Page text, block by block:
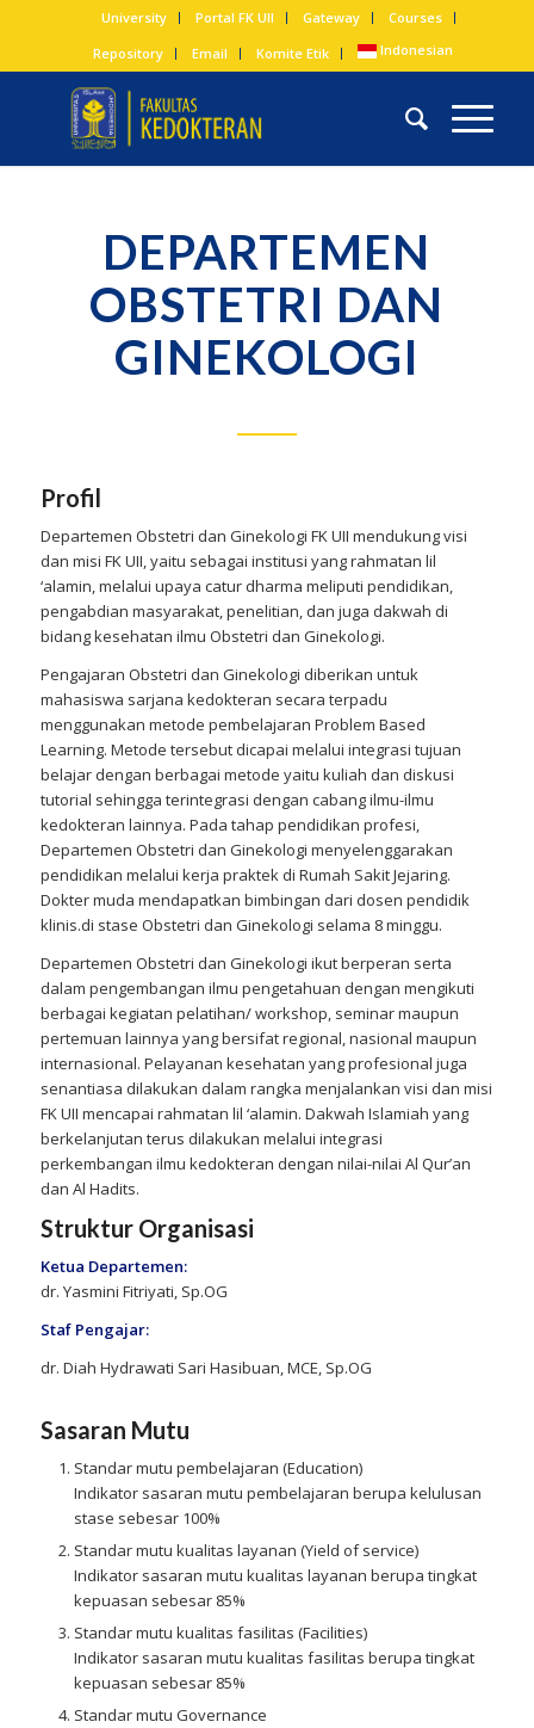
University Portal FK UII Gateway
Courses
Repository
Email Komite Etik Indonesian
DEPARTEMEN
OBSTETRI DAN
GINEKOLOGI
Profil
Departemen Obstetri dan Ginekologi FK UII mendukung visi
dan misi FK UII, yaitu sebagai institusi yang rahmatan lil
‘alamin, melalui upaya catur dharma meliputi pendidikan,
pengabdian masyarakat, penelitian, dan juga dakwah di
bidang kesehatan ilmu Obstetri dan Ginekologi.
Pengajaran Obstetri dan Ginekologi diberikan untuk
mahasiswa sarjana kedokteran secara terpadu
menggunakan metode pembelajaran Problem Based
Learning. Metode tersebut dicapai melalui integrasi tujuan
belajar dengan berbagai metode yaitu kuliah dan diskusi
tutorial sehingga terintegrasi dengan cabang ilmu-ilmu
kedokteran lainnya. Pada tahap pendidikan profesi,
Departemen Obstetri dan Ginekologi menyelenggarakan
pendidikan melalui kerja praktek di Rumah Sakit Jejaring.
Dokter muda mendapatkan bimbingan dari dosen pendidik
klinis.di stase Obstetri dan Ginekologi selama 8 minggu.
Departemen Obstetri dan Ginekologi ikut berperan serta
dalam pengembangan ilmu pengetahuan dengan mengikuti
berbagai kegiatan pelatihan/ workshop, seminar maupun
pertemuan lainnya yang bersifat regional, nasional maupun
internasional. Pelayanan kesehatan yang profesional juga
senantiasa dilakukan dalam rangka menjalankan visi dan misi
FK UII mencapai rahmatan lil ‘alamin. Dakwah Islamiah yang
berkelanjutan terus dilakukan melalui integrasi
perkembangan ilmu kedokteran dengan nilai-nilai Al Qur’an
dan Al Hadits.
Struktur Organisasi
Ketua Departemen:
dr. Yasmini Fitriyati, Sp.OG
Staf Pengajar:
dr. Diah Hydrawati Sari Hasibuan, MCE, Sp.OG
Sasaran Mutu
Standar mutu pembelajaran (Education)
Indikator sasaran mutu pembelajaran berupa kelulusan
stase sebesar 100%
Standar mutu kualitas layanan (Yield of service)
Indikator sasaran mutu kualitas layanan berupa tingkat
kepuasan sebesar 85%
Standar mutu kualitas fasilitas (Facilities)
Indikator sasaran mutu kualitas fasilitas berupa tingkat
kepuasan sebesar 85%
Standar mutu Governance